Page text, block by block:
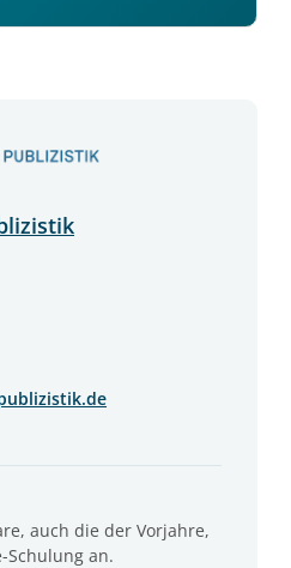
auch die der Vorjahre,
Schulung an.